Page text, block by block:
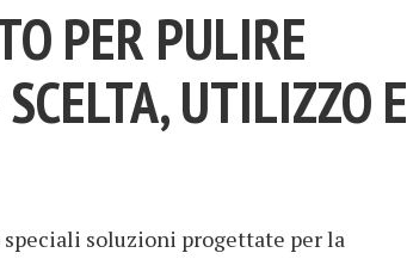
PER PULIRE
UTILIZZO E
soluzioni progettate per la